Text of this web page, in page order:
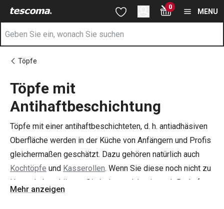
Sie befinden sich auf der Töpfe mit Antihaftbeschichtung Seite
Zum Hauptinhalt springen
Zur Suche springen
Zur Navigation springen 0
MENU
Töpfe
Töpfe mit
Antihaftbeschichtung
Töpfe mit einer antihaftbeschichteten, d. h. antiadhäsiven
Oberfläche werden in der Küche von Anfängern und Profis
gleichermaßen geschätzt. Dazu gehören natürlich auch
Kochtöpfe und Kasserollen. Wenn Sie diese noch nicht zu
Hause haben, können Sie bei uns sicher je nach Bedarf
Einzelstücke oder Sets von Kochgeschirr auswählen.
Mehr anzeigen